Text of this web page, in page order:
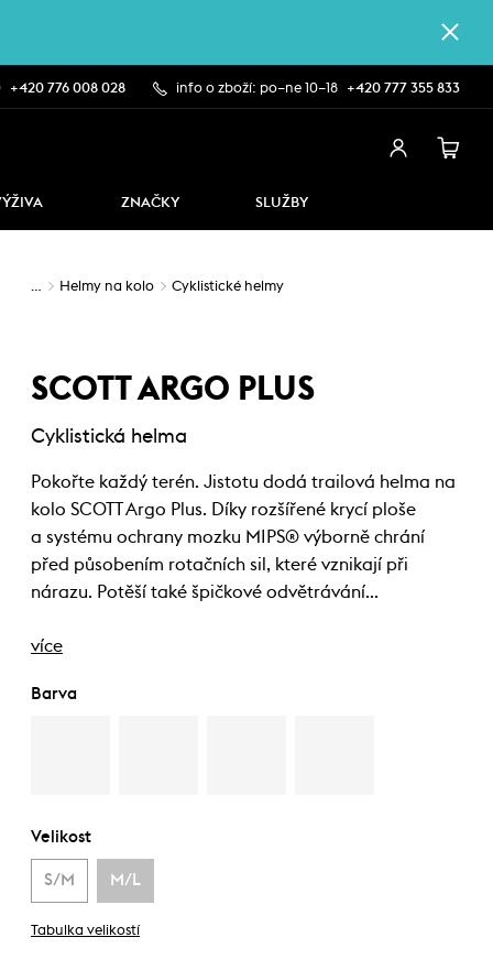
+420 776 008 028 info o zboží: po–ne 10–18 +420 777 355 833
ZNAČKY SLUŽBY
… Helmy na kolo Cyklistické helmy
SCOTT ARGO PLUS
Cyklistická helma
Pokořte každý terén. Jistotu dodá trailová helma na
kolo SCOTT Argo Plus. Díky rozšířené krycí ploše
a systému ochrany mozku MIPS® výborně chrání
před působením rotačních sil, které vznikají při
nárazu. Potěší také špičkové odvětrávání…
více
Barva
Velikost
S/M M/L
Tabulka velikostí